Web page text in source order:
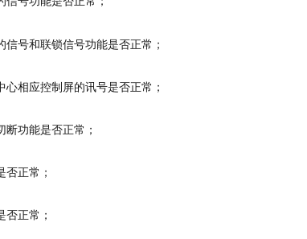
号和联锁信号功能是否正常；
相应控制屏的讯号是否正常；
功能是否正常；
正常；
正常；